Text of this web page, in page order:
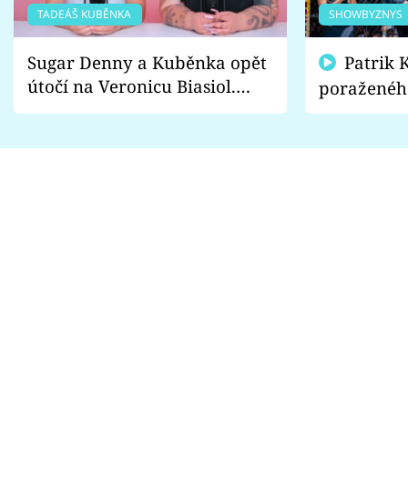
TADEÁŠ KUBĚNKA
Sugar Denny a Kuběnka opět
útočí na Veronicu Biasiol.
Proč je podle nich falešná a
SHOWBYZNYS
fanoušci